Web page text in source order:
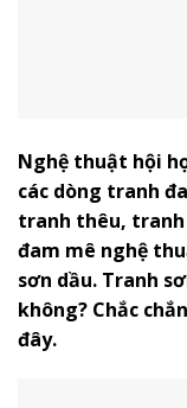
Nghệ thuật hội
các dòng tranh
tranh thêu,
đam mê nghệ
sơn dầu. Tranh
không? Chắc
đây.